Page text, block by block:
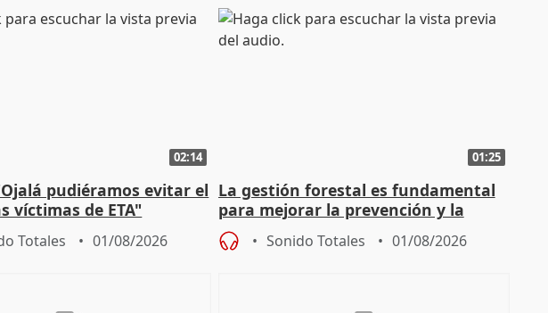
02:14
pudiéramos evitar el
víctimas de ETA"
Totales 01/08/2026
01:25
La gestión forestal es fundamental
para mejorar la prevención y la
actuación frente a incendios
Sonido Totales 01/08/2026